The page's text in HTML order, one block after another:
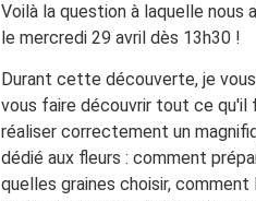
Voilà la question à laquelle nous
le mercredi 29 avril dès 13h30 !
Durant cette découverte, je
vous faire découvrir tout ce qu'il
réaliser correctement un
dédié aux fleurs : comment
quelles graines choisir, comment